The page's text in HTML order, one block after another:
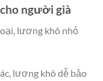
người già
lương khô nhỏ
lương khô dễ bảo